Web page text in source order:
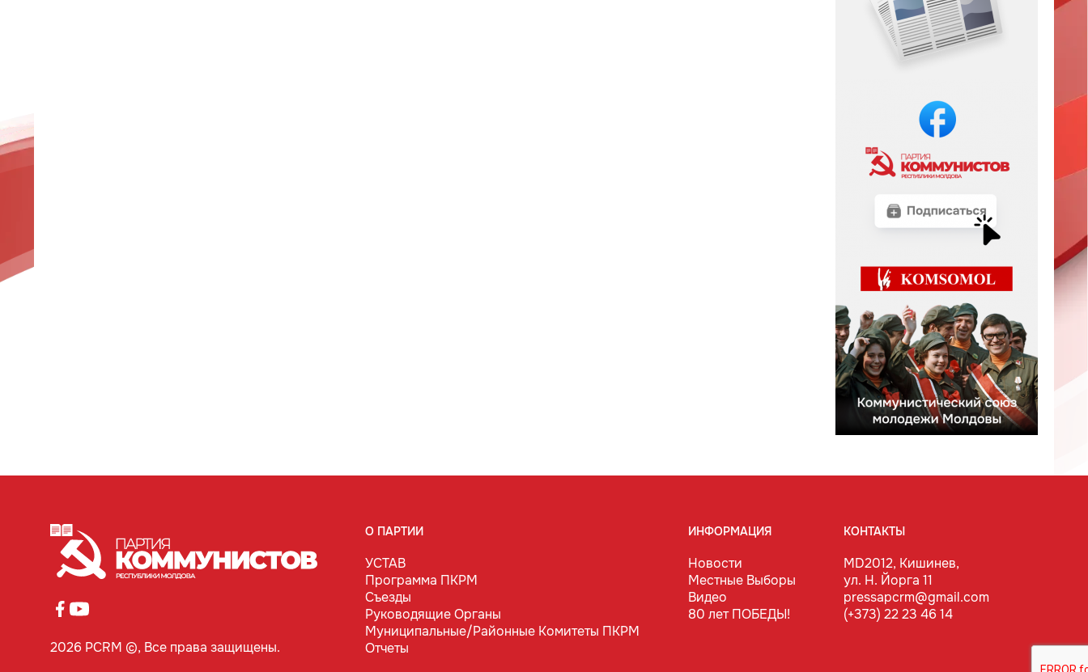
2026 PCRM ©, Все права защищены.
О ПАРТИИ
УСТАВ
Программа ПКРМ
Съезды
Руководящие Органы
Муниципальные/Районные Комитеты ПКРМ
Отчеты
ИНФОРМАЦИЯ
Новости
Местные Выборы
Видео
80 лет ПОБЕДЫ!
КОНТАКТЫ
MD2012, Кишинев,
ул. Н. Йорга 11
pressapcrm@gmail.com
(+373) 22 23 46 14